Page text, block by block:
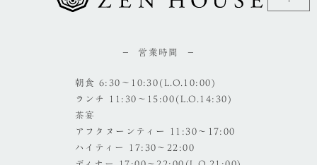
営業時間
朝食 6:30～10:30(L.O.10:00)
ランチ 11:30～15:00(L.O.14:30)
茶宴
アフタヌーンティー 11:30～17:00
ハイティー 17:30～22:00